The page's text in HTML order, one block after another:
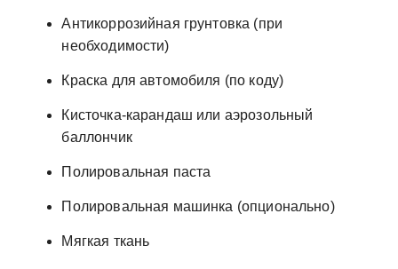
Антикоррозийная грунтовка (при
необходимости)
Краска для автомобиля (по коду)
Кисточка-карандаш или аэрозольный
баллончик
Полировальная паста
Полировальная машинка (опционально)
Мягкая ткань